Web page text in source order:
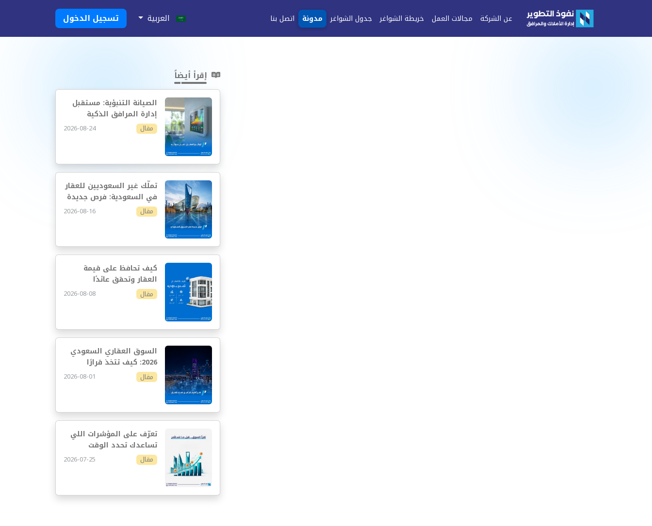
عن الشركة مجالات العمل خريطة الشواغر جدول الشواغر مدونة اتصل بنا العربية تسجيل الدخول
إقرأ أيضاً
الصيانة التنبؤية: مستقبل
إدارة المرافق الذكية
مقال 2026-08-24
تملّك غير السعوديين للعقار
في السعودية: فرص جديدة
وإدارة أكثر احترافية
مقال 2026-08-16
كيف تحافظ على قيمة
العقار وتحقق عائدًا
مستدامًا
مقال 2026-08-08
السوق العقاري السعودي
2026: كيف تتخذ قرارًا
استثماريًا أفضل
مقال 2026-08-01
تعرّف على المؤشرات اللي
تساعدك تحدد الوقت
المناسب للاستثمار
مقال 2026-07-25